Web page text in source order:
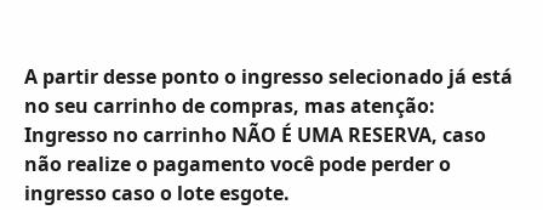
A partir desse ponto o ingresso selecionado já está
no seu carrinho de compras, mas atenção:
Ingresso no carrinho NÃO É UMA RESERVA, caso
não realize o pagamento você pode perder o
ingresso caso o lote esgote.